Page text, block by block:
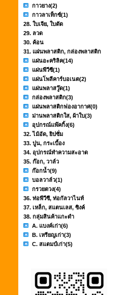
กาวยาง(2)
กาวลาเท็กซ์(1)
28. ใบเจีย, ใบตัด
29. ลวด
30. ค้อน
31. แผ่นพลาสติก, กล่องพลาสติก
แผ่นอะคริลิค(14)
แผ่นพีวีซี(1)
แผ่นโพลีคาร์บอเนต(2)
แผ่นพลาสวู๊ด(1)
กล่องพลาสติก(3)
แผ่นพลาสติกฟองอากาศ(0)
ม่านพลาสติกใส, ผ้าใบ(3)
อุปกรณ์แพ๊คกิ้ง(6)
32. ไม้อัด, ยิปซั่ม
33. ปูน, กระเบื้อง
34. อุปกรณ์ทำความสะอาด
35. ก๊อก, วาล์ว
ก๊อกน้ำ(9)
บอลวาล์ว(1)
กรวยตวง(4)
36. ท่อพีวีซี, ท่อกัลวาไนท์
37. เหล็ก, สแตนเลส, ซิงค์
38. กลุ่มสินค้าแกะดำ
A. แบงค์เก่า(6)
B. เหรียญเก่า(3)
C. สแตมป์เก่า(5)